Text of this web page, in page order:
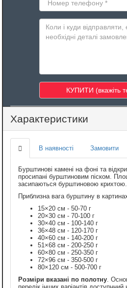
Характеристики
В наявності Замовити
Бурштинові камені на фоні та
просипані бурштиновим піском.
засипаються бурштиновою крихтою.
Приблизна вага бурштину в
15×20 см - 50-70 г
20×30 см - 70-100 г
30×40 см - 100-140 г
36×48 см - 120-170 г
40×60 см - 140-200 г
51×68 см - 200-250 г
60×80 см - 250-350 г
72×96 см - 350-500 г
80×120 см - 500-700 г
Розміри вказані по полотну .